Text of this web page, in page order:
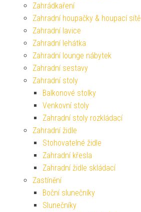
Zahrádkaření
Zahradní houpačky & houpací sítě
Zahradní lavice
Zahradní lehátka
Zahradní lounge nábytek
Zahradní sestavy
Zahradní stoly
Balkonové stolky
Venkovní stoly
Zahradní stoly rozkládací
Zahradní židle
Stohovatelné židle
Zahradní křesla
Zahradní židle skládací
Zastínění
Boční slunečníky
Slunečníky